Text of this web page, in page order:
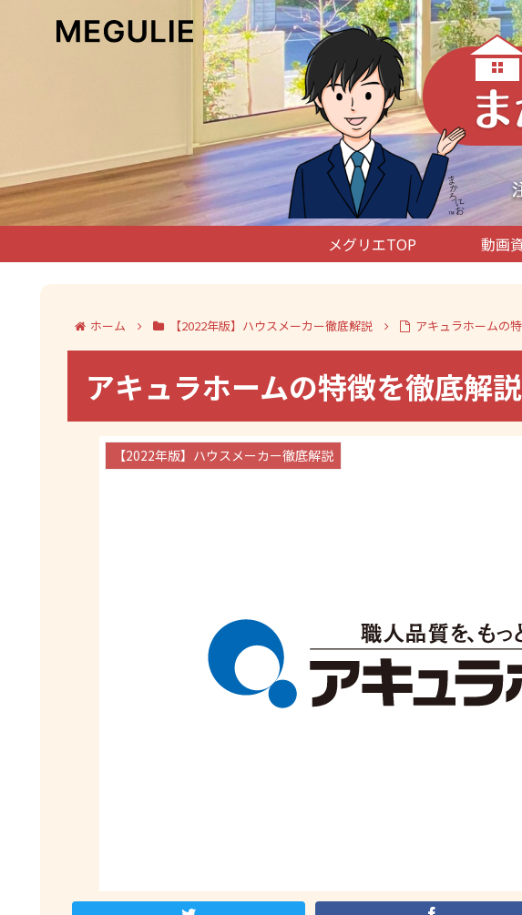
メグリエTOP 動画
ホーム 【2022年版】ハウスメーカー徹底解説 アキュラホームの
アキュラホームの特徴を徹底解
【2022年版】ハウスメーカー徹底解説